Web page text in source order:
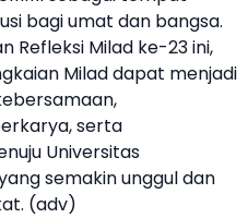
bagi umat dan bangsa.
Refleksi Milad ke-23 ini,
Milad dapat menjadi
serta
Universitas
semakin unggul dan
(adv)